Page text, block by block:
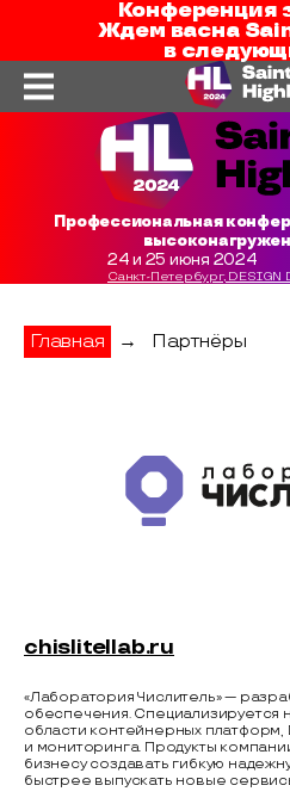
Конференция
Ждем васна
в
Профессиональная
24 и 25 июня 2024
Санкт-Петербург, DESIGN
Главная → Партнёры
chislitellab.ru
«Лаборатория Числитель» —
обеспечения. Специализируется
области контейнерных
и мониторинга. Продукты
бизнесу создавать гибкую
быстрее выпускать новые